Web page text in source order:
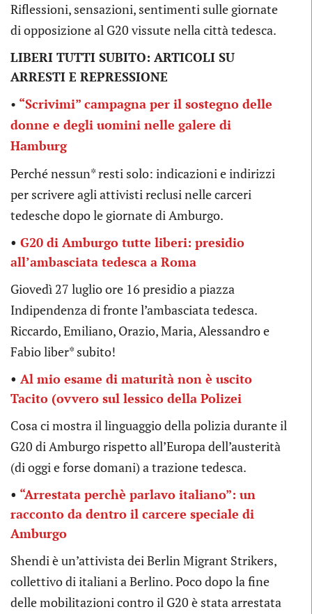
Riflessioni, sensazioni, sentimenti sulle giornate
di opposizione al G20 vissute nella città tedesca.
LIBERI TUTTI SUBITO: ARTICOLI SU
ARRESTI E REPRESSIONE
• “Scrivimi” campagna per il sostegno delle
donne e degli uomini nelle galere di
Hamburg
Perché nessun* resti solo: indicazioni e indirizzi
per scrivere agli attivisti reclusi nelle carceri
tedesche dopo le giornate di Amburgo.
• G20 di Amburgo tutte liberi: presidio
all’ambasciata tedesca a Roma
Giovedì 27 luglio ore 16 presidio a piazza
Indipendenza di fronte l’ambasciata tedesca.
Riccardo, Emiliano, Orazio, Maria, Alessandro e
Fabio liber* subito!
• Al mio esame di maturità non è uscito
Tacito (ovvero sul lessico della Polizei
Cosa ci mostra il linguaggio della polizia durante il
G20 di Amburgo rispetto all’Europa dell’austerità
(di oggi e forse domani) a trazione tedesca.
• “Arrestata perchè parlavo italiano”: un
racconto da dentro il carcere speciale di
Amburgo
Shendi è un’attivista dei Berlin Migrant Strikers,
collettivo di italiani a Berlino. Poco dopo la fine
delle mobilitazioni contro il G20 è stata arrestata